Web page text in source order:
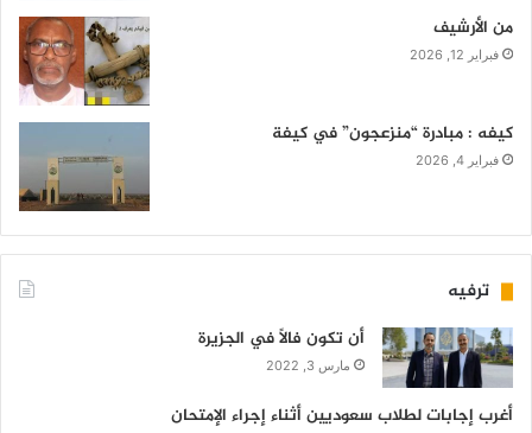
من الأرشيف
فبراير 12, 2026
كيفه : مبادرة “منزعجون” في كيفة
فبراير 4, 2026
ترفيه
أن تكون فالاً في الجزيرة
مارس 3, 2022
أغرب إجابات لطلاب سعوديين أثناء إجراء الإمتحان